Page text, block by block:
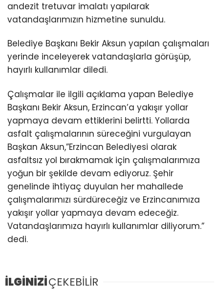
andezit tretuvar imalatı yapılarak
vatandaşlarımızın hizmetine sunuldu.
Belediye Başkanı Bekir Aksun yapılan çalışmaları
yerinde inceleyerek vatandaşlarla görüşüp,
hayırlı kullanımlar diledi.
Çalışmalar ile ilgili açıklama yapan Belediye
Başkanı Bekir Aksun, Erzincan’a yakışır yollar
yapmaya devam ettiklerini belirtti. Yollarda
asfalt çalışmalarının süreceğini vurgulayan
Başkan Aksun,”Erzincan Belediyesi olarak
asfaltsız yol bırakmamak için çalışmalarımıza
yoğun bir şekilde devam ediyoruz. Şehir
genelinde ihtiyaç duyulan her mahallede
çalışmalarımızı sürdüreceğiz ve Erzincanımıza
yakışır yollar yapmaya devam edeceğiz.
Vatandaşlarımıza hayırlı kullanımlar diliyorum.”
dedi.
İLGİNİZİÇEKEBİLİR